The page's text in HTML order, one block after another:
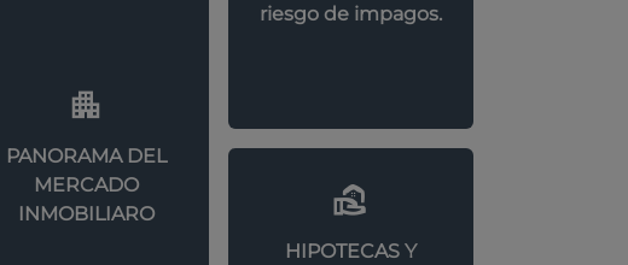
riesgo de impagos.
PANORAMA DEL
MERCADO
INMOBILIARO
HIPOTECAS Y